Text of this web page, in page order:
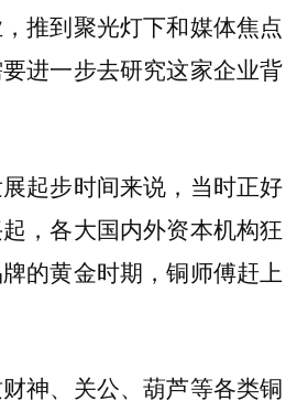
推到聚光灯下和媒体焦点
进一步去研究这家企业背
起步时间来说，当时正好
，各大国内外资本机构狂
的黄金时期，铜师傅赶上
神、关公、葫芦等各类铜